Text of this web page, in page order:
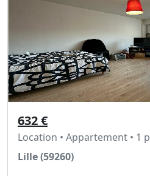
632 €
Location • Appartement • 1
Lille (59260)